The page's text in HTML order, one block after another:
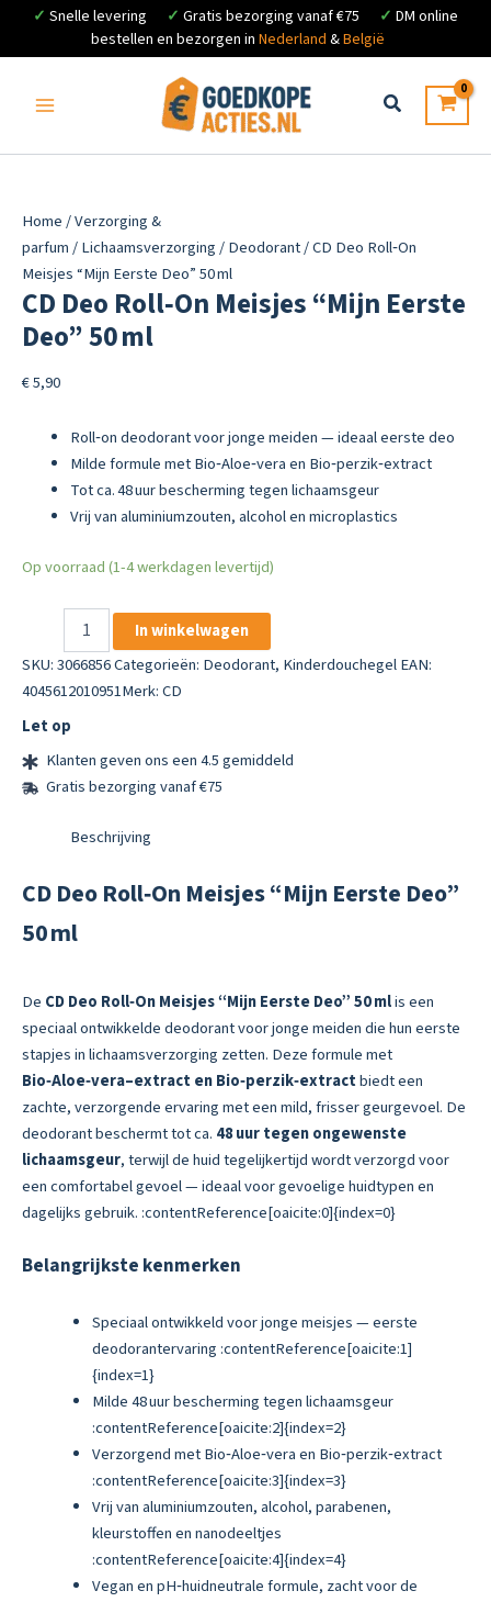
✓ Snelle levering ✓ Gratis bezorging vanaf €75 ✓ DM online
bestellen en bezorgen in Nederland &België
Home/Verzorging &
parfum/Lichaamsverzorging/Deodorant/ CD Deo Roll‑On
Meisjes “Mijn Eerste Deo” 50 ml
CD Deo Roll‑On Meisjes “Mijn Eerste
Deo” 50 ml
€5,90
Roll‑on deodorant voor jonge meiden — ideaal eerste deo
Milde formule met Bio‑Aloe‑vera en Bio‑perzik‑extract
Tot ca. 48 uur bescherming tegen lichaamsgeur
Vrij van aluminiumzouten, alcohol en microplastics
Op voorraad (1-4 werkdagen levertijd)
Roll‑On
Meisjes
Eerste
Deo”
50 ml
aantal
In winkelwagen
SKU:3066856Categorieën: Deodorant, KinderdouchegelEAN:
4045612010951Merk:CD
Let op
Klanten geven ons een 4.5 gemiddeld
Gratis bezorging vanaf €75
Beschrijving
CD Deo Roll‑On Meisjes “Mijn Eerste Deo”
50 ml
De CD Deo Roll‑On Meisjes “Mijn Eerste Deo” 50 mlis een
speciaal ontwikkelde deodorant voor jonge meiden die hun eerste
stapjes in lichaamsverzorging zetten. Deze formule met
Bio‑Aloe‑vera–extract en Bio‑perzik‑extractbiedt een
zachte, verzorgende ervaring met een mild, frisser geurgevoel. De
deodorant beschermt tot ca. 48 uur tegen ongewenste
lichaamsgeur, terwijl de huid tegelijkertijd wordt verzorgd voor
een comfortabel gevoel — ideaal voor gevoelige huidtypen en
dagelijks gebruik. :contentReference[oaicite:0]{index=0}
Belangrijkste kenmerken
Speciaal ontwikkeld voor jonge meisjes — eerste
deodorantervaring :contentReference[oaicite:1]
{index=1}
Milde 48 uur bescherming tegen lichaamsgeur
:contentReference[oaicite:2]{index=2}
Verzorgend met Bio‑Aloe‑vera en Bio‑perzik‑extract
:contentReference[oaicite:3]{index=3}
Vrij van aluminiumzouten, alcohol, parabenen,
kleurstoffen en nanodeeltjes
:contentReference[oaicite:4]{index=4}
Vegan en pH‑huidneutrale formule, zacht voor de